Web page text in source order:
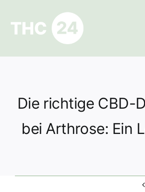
springen
Ratgeber
Datenschutz
Die richtige CBD-
bei Arthrose: Ein